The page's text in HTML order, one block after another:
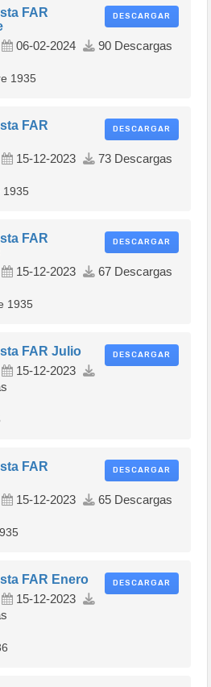
DESCARGAR
FAR
06-02-2024 90 Descargas
1935
DESCARGAR
FAR
15-12-2023 73 Descargas
1935
DESCARGAR
FAR
15-12-2023 67 Descargas
1935
DESCARGAR
FAR Julio
15-12-2023
DESCARGAR
FAR
15-12-2023 65 Descargas
DESCARGAR
FAR Enero
15-12-2023